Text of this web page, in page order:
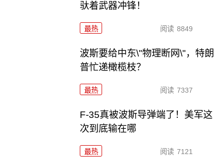
驮着武器冲锋！
最热 阅读 8849
波斯要给中东\"物理断网\"，特朗
普忙递橄榄枝？
最热 阅读 7337
F-35真被波斯导弹端了！美军这
次到底输在哪
最热 阅读 7121